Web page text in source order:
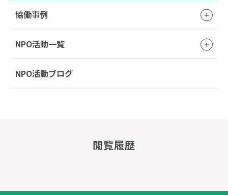
協働事例
NPO活動一覧
NPO活動ブログ
閲覧履歴